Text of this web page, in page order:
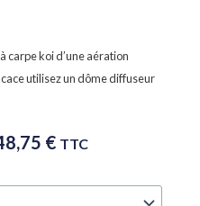
carpe koi d’une aération
utilisez un dôme diffuseur
€Plage
Prix :
TTC